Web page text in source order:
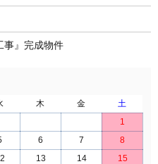
事』完成物件
木 金
土
1
6 7
8
13 14
15